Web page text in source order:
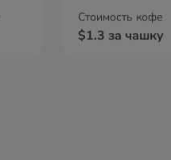
Стоимость кофе
$1.3 за чашку